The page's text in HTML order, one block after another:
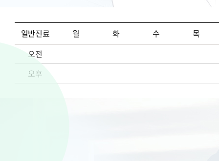
일반진료 월 화 수
목
오전
오후